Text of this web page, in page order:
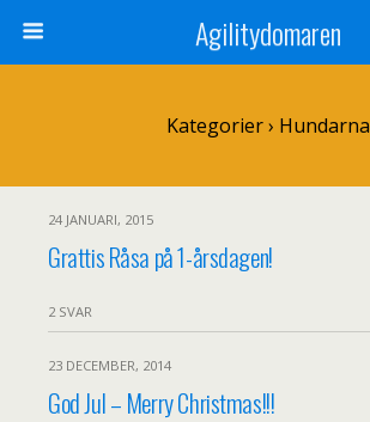
Agilitydomaren
Kategorier › Hundarna
24 JANUARI, 2015
Grattis Råsa på 1-årsdagen!
2 SVAR
23 DECEMBER, 2014
God Jul – Merry Christmas!!!